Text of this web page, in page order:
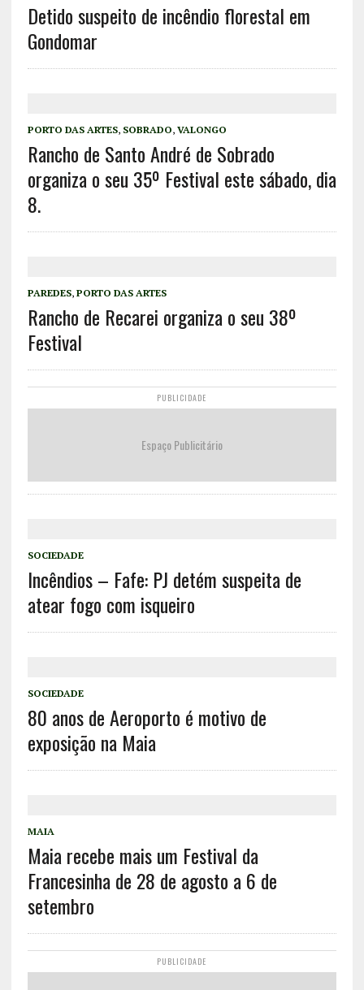
Detido suspeito de incêndio florestal em
Gondomar
PORTO DAS ARTES, SOBRADO, VALONGO
Rancho de Santo André de Sobrado
organiza o seu 35º Festival este sábado, dia
8.
PAREDES, PORTO DAS ARTES
Rancho de Recarei organiza o seu 38º
Festival
PUBLICIDADE
Espaço Publicitário
SOCIEDADE
Incêndios – Fafe: PJ detém suspeita de
atear fogo com isqueiro
SOCIEDADE
80 anos de Aeroporto é motivo de
exposição na Maia
MAIA
Maia recebe mais um Festival da
Francesinha de 28 de agosto a 6 de
setembro
PUBLICIDADE